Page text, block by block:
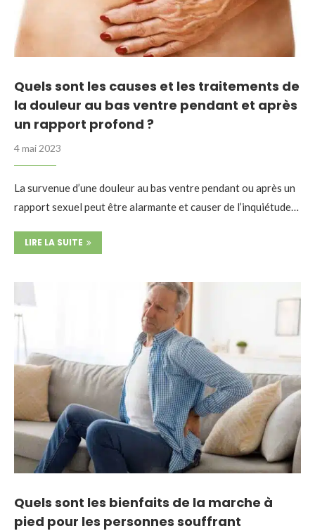
Quels sont les causes et les traitements de
la douleur au bas ventre pendant et après
un rapport profond ?
4 mai 2023
La survenue d’une douleur au bas ventre pendant ou après un
rapport sexuel peut être alarmante et causer de l’inquiétude…
LIRE LA SUITE
Quels sont les bienfaits de la marche à
pied pour les personnes souffrant